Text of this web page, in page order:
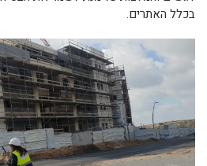
בכלל האתרים.